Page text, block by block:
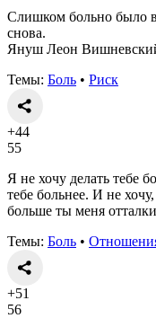
Слишком больно было
снова.
Януш Леон
Темы: Боль • Риск
+44
55
Я не хочу делать тебе
тебе больнее. И не
больше ты меня
Темы: Боль •
+51
56